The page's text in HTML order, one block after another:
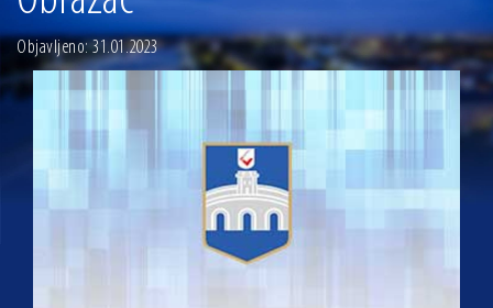
13.07.2026 | Ljetnim izdanjem Večeri vina i umjetnosti završen Vinski mjesec
07.07.2026 | Održana 8. sjednica Gradskog vijeća Grada Osijeka. Gradonačelnik
Radić istaknuo da je u osječke vrtiće upisan rekordan broj djece, te najavio cjelovitu
obnovu glavnog osječkog Trga Ante Starčevića
06.07.2026 | Brevis koncertom u Zlatnoj dvorani Musikvereina obilježio 30 godina
04.07.2026 | Zbog povoljnih vodostaja i pravodobnih mjera komarci ove godine pod
kontrolom
04.08.2026 | U Osijeku obilježen Dan pobjede i domovinske zahvalnosti i Dan
Objavljeno: 31.01.2023